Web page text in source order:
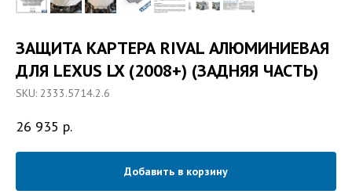
ЗАЩИТА КАРТЕРА RIVAL АЛЮМИНИЕВАЯ
ДЛЯ LEXUS LX (2008+) (ЗАДНЯЯ ЧАСТЬ)
SKU: 2333.5714.2.6
26 935 р.
Добавить в корзину